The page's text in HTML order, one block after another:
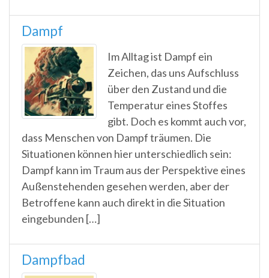
Dampf
Im Alltag ist Dampf ein
Zeichen, das uns Aufschluss
über den Zustand und die
Temperatur eines Stoffes
gibt. Doch es kommt auch vor,
dass Menschen von Dampf träumen. Die
Situationen können hier unterschiedlich sein:
Dampf kann im Traum aus der Perspektive eines
Außenstehenden gesehen werden, aber der
Betroffene kann auch direkt in die Situation
eingebunden […]
Dampfbad